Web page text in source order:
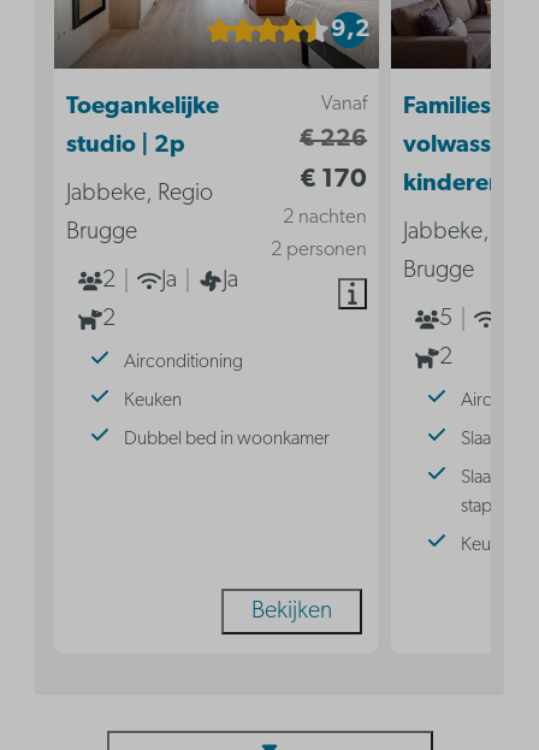
9,2
Vanaf
€ 226
€ 170
2 nachten
2 personen
Toegankelijke
studio | 2p
Jabbeke, Regio
Brugge
2
Ja
Ja
2
Airconditioning
Keuken
Dubbel bed in woonkamer
Bekijken
Familiesuite
kinderen
Jabbeke,
Brugge
5
2
stapelbed
Keuken